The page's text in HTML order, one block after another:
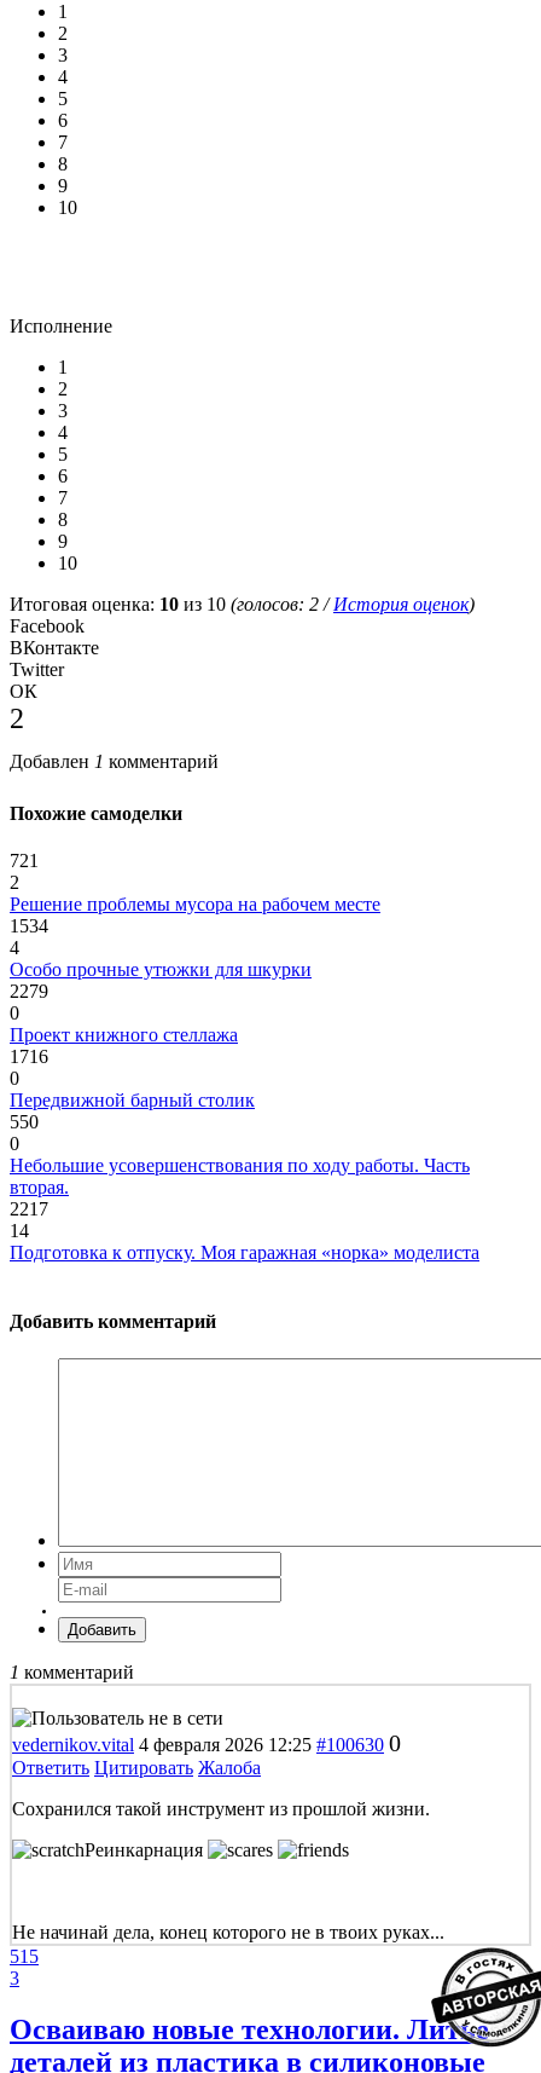
1
2
3
4
5
6
7
8
9
10
Исполнение
1
2
3
4
5
6
7
8
9
10
Итоговая оценка: 10 из 10 (голосов: 2 /История оценок)
Facebook
ВКонтакте
Twitter
ОК
2
Добавлен 1 комментарий
Похожие самоделки
721
2
Решение проблемы мусора на рабочем месте
1534
4
Особо прочные утюжки для шкурки
2279
0
Проект книжного стеллажа
1716
0
Передвижной барный столик
550
0
Небольшие усовершенствования по ходу работы. Часть
вторая.
2217
14
Подготовка к отпуску. Моя гаражная «норка» моделиста
Добавить комментарий
Добавить
1 комментарий
vedernikov.vital 4 февраля 2026 12:25 #100630 0
Ответить Цитировать Жалоба
Сохранился такой инструмент из прошлой жизни.
Реинкарнация
Не начинай дела, конец которого не в твоих руках...
515
3
Осваиваю новые технологии. Литье
деталей из пластика в силиконовые